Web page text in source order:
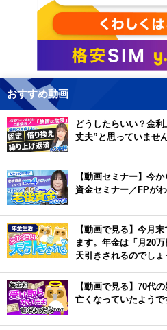
おすすめ動画
どうしたらいい？金
丈夫”と思っていませ
【動画セミナー】今
資金セミナー／FPが
【動画で見る】今月
ます。年金は「月20
天引きされるのでしょ
【動画で見る】70代
亡くなっていたよう